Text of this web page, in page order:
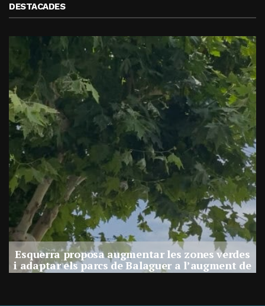
DESTACADES
Esquerra proposa augmentar les zones verdes
i adaptar els parcs de Balaguer a l’augment de
calor